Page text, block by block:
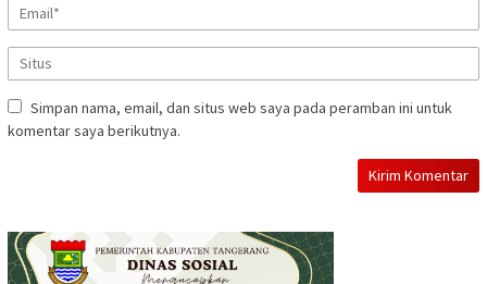
Simpan nama, email, dan situs web saya pada peramban ini untuk
komentar saya berikutnya.